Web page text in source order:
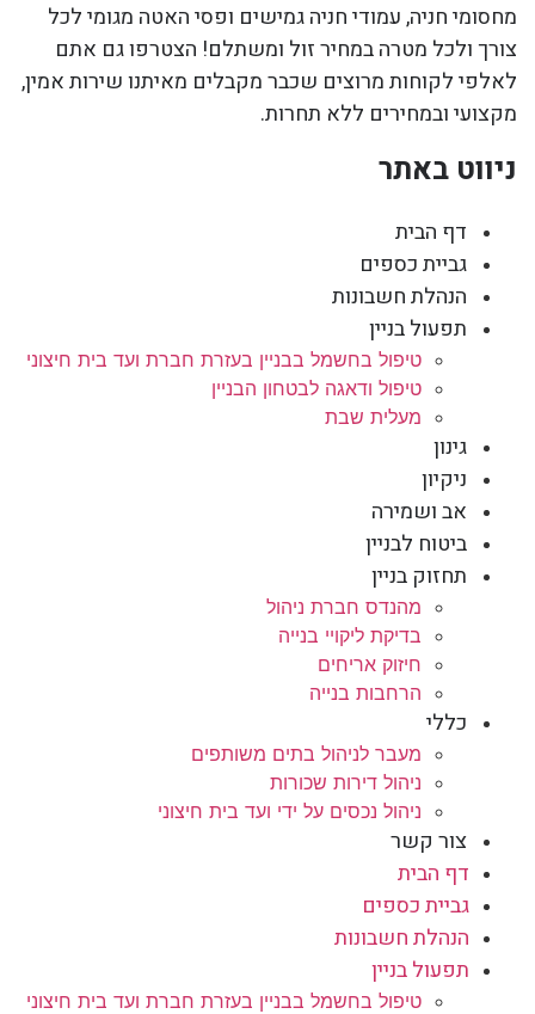
מחסומי חניה, עמודי חניה גמישים ופסי האטה מגומי לכל
צורך ולכל מטרה במחיר זול ומשתלם! הצטרפו גם אתם
לאלפי לקוחות מרוצים שכבר מקבלים מאיתנו שירות אמין,
מקצועי ובמחירים ללא תחרות.
ניווט באתר
דף הבית
גביית כספים
הנהלת חשבונות
תפעול בניין
טיפול בחשמל בבניין בעזרת חברת ועד בית חיצוני
טיפול ודאגה לבטחון הבניין
מעלית שבת
גינון
ניקיון
אב ושמירה
ביטוח לבניין
תחזוק בניין
מהנדס חברת ניהול
בדיקת ליקויי בנייה
חיזוק אריחים
הרחבות בנייה
כללי
מעבר לניהול בתים משותפים
ניהול דירות שכורות
ניהול נכסים על ידי ועד בית חיצוני
צור קשר
דף הבית
גביית כספים
הנהלת חשבונות
תפעול בניין
טיפול בחשמל בבניין בעזרת חברת ועד בית חיצוני